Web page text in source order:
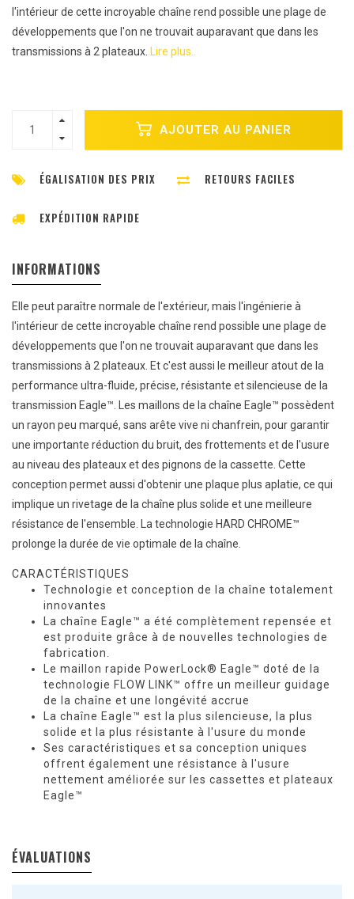
l'intérieur de cette incroyable chaîne rend possible une plage de
développements que l'on ne trouvait auparavant que dans les
transmissions à 2 plateaux. Lire plus..
AJOUTER AU PANIER
ÉGALISATION DES PRIX RETOURS FACILES
EXPÉDITION RAPIDE
INFORMATIONS
Elle peut paraître normale de l'extérieur, mais l'ingénierie à
l'intérieur de cette incroyable chaîne rend possible une plage de
développements que l'on ne trouvait auparavant que dans les
transmissions à 2 plateaux. Et c'est aussi le meilleur atout de la
performance ultra-fluide, précise, résistante et silencieuse de la
transmission Eagle™. Les maillons de la chaîne Eagle™ possèdent
un rayon peu marqué, sans arête vive ni chanfrein, pour garantir
une importante réduction du bruit, des frottements et de l'usure
au niveau des plateaux et des pignons de la cassette. Cette
conception permet aussi d'obtenir une plaque plus aplatie, ce qui
implique un rivetage de la chaîne plus solide et une meilleure
résistance de l'ensemble. La technologie HARD CHROME™
prolonge la durée de vie optimale de la chaîne.
CARACTÉRISTIQUES
Technologie et conception de la chaîne totalement
innovantes
La chaîne Eagle™ a été complètement repensée et
est produite grâce à de nouvelles technologies de
fabrication.
Le maillon rapide PowerLock® Eagle™ doté de la
technologie FLOW LINK™ offre un meilleur guidage
de la chaîne et une longévité accrue
La chaîne Eagle™ est la plus silencieuse, la plus
solide et la plus résistante à l'usure du monde
Ses caractéristiques et sa conception uniques
offrent également une résistance à l'usure
nettement améliorée sur les cassettes et plateaux
Eagle™
ÉVALUATIONS